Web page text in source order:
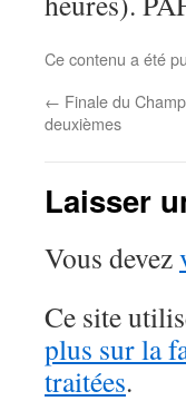
Ce contenu a été
← Finale du
deuxièmes
Laisser
Vous devez
Ce site
plus sur la
traitées.